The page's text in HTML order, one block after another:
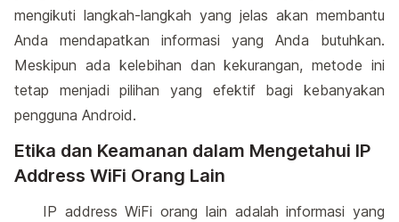
mengikuti langkah-langkah yang jelas akan membantu
Anda mendapatkan informasi yang Anda butuhkan.
Meskipun ada kelebihan dan kekurangan, metode ini
tetap menjadi pilihan yang efektif bagi kebanyakan
pengguna Android.
Etika dan Keamanan dalam Mengetahui IP
Address WiFi Orang Lain
IP address WiFi orang lain adalah informasi yang